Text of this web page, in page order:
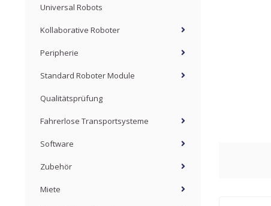
Universal Robots
Kollaborative Roboter
Peripherie
Standard Roboter Module
Qualitätsprüfung
Fahrerlose Transportsysteme
Software
Zubehör
Miete